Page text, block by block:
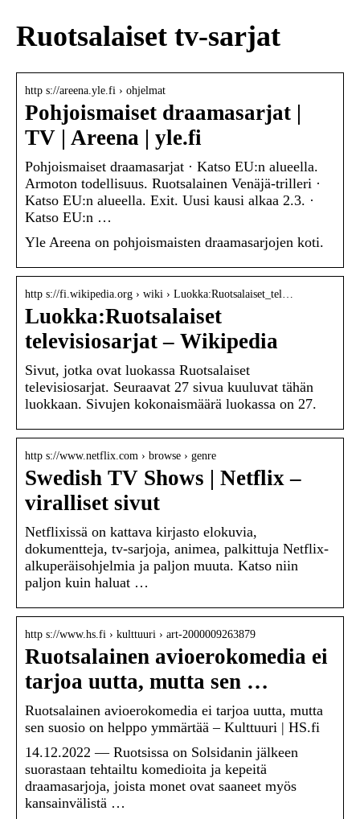
Ruotsalaiset tv-sarjat
http s://areena.yle.fi › ohjelmat
Pohjoismaiset draamasarjat |
TV | Areena | yle.fi
Pohjoismaiset draamasarjat · Katso EU:n alueella.
Armoton todellisuus. Ruotsalainen Venäjä-trilleri ·
Katso EU:n alueella. Exit. Uusi kausi alkaa 2.3. ·
Katso EU:n …
Yle Areena on pohjoismaisten draamasarjojen koti.
http s://fi.wikipedia.org › wiki › Luokka:Ruotsalaiset_tel…
Luokka:Ruotsalaiset
televisiosarjat – Wikipedia
Sivut, jotka ovat luokassa Ruotsalaiset
televisiosarjat. Seuraavat 27 sivua kuuluvat tähän
luokkaan. Sivujen kokonaismäärä luokassa on 27.
http s://www.netflix.com › browse › genre
Swedish TV Shows | Netflix –
viralliset sivut
Netflixissä on kattava kirjasto elokuvia,
dokumentteja, tv-sarjoja, animea, palkittuja Netflix-
alkuperäisohjelmia ja paljon muuta. Katso niin
paljon kuin haluat …
http s://www.hs.fi › kulttuuri › art-2000009263879
Ruotsalainen avioerokomedia ei
tarjoa uutta, mutta sen …
Ruotsalainen avioerokomedia ei tarjoa uutta, mutta
sen suosio on helppo ymmärtää – Kulttuuri | HS.fi
14.12.2022 — Ruotsissa on Solsidanin jälkeen
suorastaan tehtailtu komedioita ja kepeitä
draamasarjoja, joista monet ovat saaneet myös
kansainvälistä …